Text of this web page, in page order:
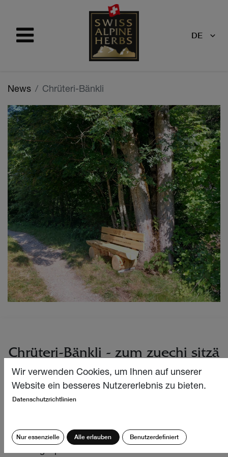
DE
News Chrüteri-Bänkli
Chrüteri-Bänkli - zum zuechi sitzä
Unsere gesponserte Holzbank ist ein echtes Unikat
Wir verwenden Cookies, um Ihnen auf unserer
Website ein besseres Nutzererlebnis zu bieten.
Datenschutzrichtlinien
Nur essenzielle Alle erlauben Benutzerdefiniert